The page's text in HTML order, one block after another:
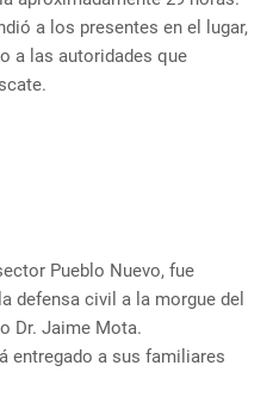
a los presentes en el lugar,
a las autoridades que
Pueblo Nuevo, fue
defensa civil a la morgue del
Dr. Jaime Mota.
entregado a sus familiares